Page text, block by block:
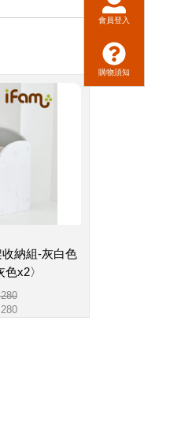
納組-灰白色
色x2〉
會員登入
購物須知